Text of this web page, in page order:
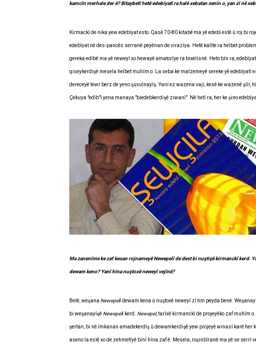
kamcîn merhale der ê? Bitaybetî hetê edebîyatî ra halê xebatan senîn o, yan zî nê
Kirmackî de nika yew edebîyat esto. Qasê 70-80 kitabê ma yê edebî estê û roj bi
edebîyat nê des-pancês serranê peyênan de virazîya. Hetê kalîte ra helbet
gereka edîbê ma yê neweyî xo hewayê amatorîye ra bixelisnê. Heto bîn ra,
qiseykerdişê mesela helbet muhîm o. La seba ke malzemeyê sereke yê edebîyatî
dereceyê tewr berz de yeno şuxulnayîş. Yanî ez wazena vajî, kesê ke wazenê
Çekuya "edîb"î yena manaya "biedebkerdişê ziwanî". Nê hetî ra, her ke şino
Ma zanenîme ke zaf kesan rojnameyê Newepelî de dest bi nuştişê kirmanckî kerd.
dewam keno? Yanî hîna nuştoxê neweyî vejînê?
Belê, weşana Newepelî dewam kena û nuştoxê neweyî zî tim peyda benê.
bi weşanayîşê Newepelî kerd. Newepel, tarîxê kirmanckî de projeyêko zaf muhîm
şertan, bi nê îmkanan amadekerdiş û dewamkerdişê yew projeyê winasî karê
aseno la eslê xo de zehmetîyê bînî hîna zaf ê. Mesela, roşinbîranê ma yê se serrî